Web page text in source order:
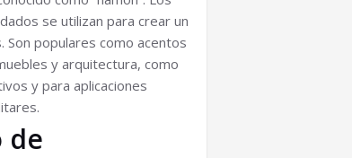
se utilizan para crear un
Son populares como acentos
y arquitectura, como
y para aplicaciones
de